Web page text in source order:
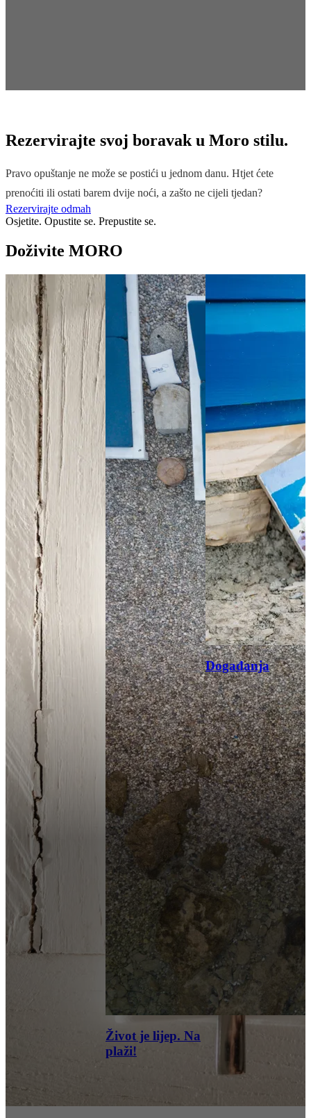
Rezervirajte svoj boravak u Moro stilu.
Pravo opuštanje ne može se postići u jednom danu. Htjet ćete
prenoćiti ili ostati barem dvije noći, a zašto ne cijeli tjedan?
Rezervirajte odmah
Osjetite. Opustite se. Prepustite se.
Doživite MORO
Život je lijep. Na
plaži!
Događanja